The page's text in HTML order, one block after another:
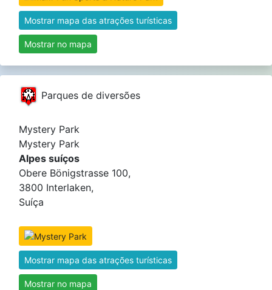
Mostrar mapa das atrações turísticas
Mostrar no mapa
Parques de diversões
Mystery Park
Mystery Park
Alpes suíços
Obere Bönigstrasse 100,
3800 Interlaken,
Suíça
Mostrar mapa das atrações turísticas
Mostrar no mapa